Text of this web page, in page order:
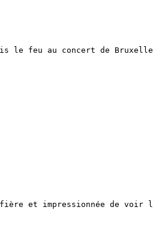
le feu au concert de
et impressionnée de voir